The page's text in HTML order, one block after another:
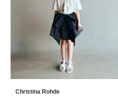
Christina Rohde